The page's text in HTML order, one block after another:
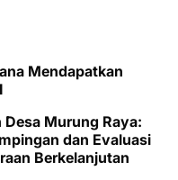
Mendapatkan
Murung Raya:
dan Evaluasi
Berkelanjutan